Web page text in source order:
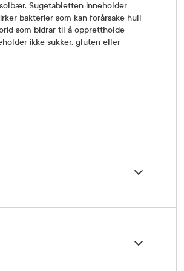
Sugetabletten inneholder
bakterier som kan forårsake hull
som bidrar til å opprettholde
ikke sukker, gluten eller